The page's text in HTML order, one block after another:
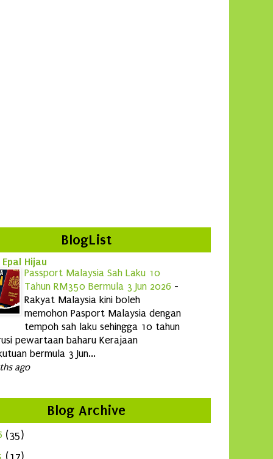
BlogList
Epal Hijau
Passport Malaysia Sah Laku 10
Tahun RM350 Bermula 3 Jun 2026 -
Rakyat Malaysia kini boleh
memohon Pasport Malaysia dengan
tempoh sah laku sehingga 10 tahun
pewartaan baharu Kerajaan
bermula 3 Jun...
ago
Blog Archive
(35)
(17)